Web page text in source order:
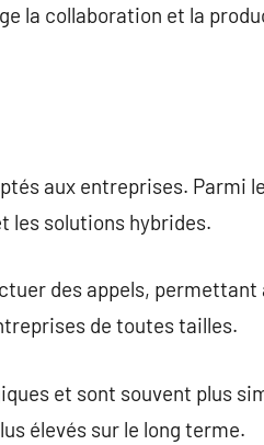
la collaboration et la
aux entreprises. Parmi
les solutions hybrides.
des appels, permettant
de toutes tailles.
et sont souvent plus
élevés sur le long terme.